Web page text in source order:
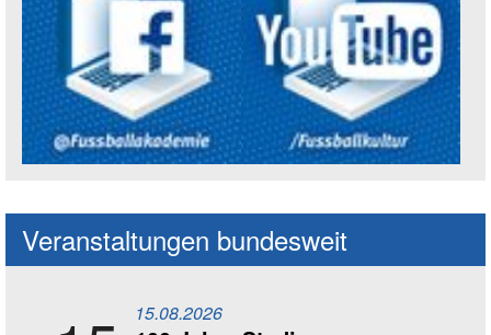
Veranstaltungen bundesweit
15.08.2026